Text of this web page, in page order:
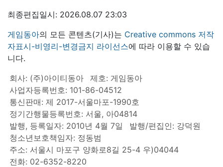
최종편집일시: 2026.08.07 23:03
게임동아의 모든 콘텐츠(기사)는 Creative commons 저작
자표시-비영리-변경금지 라이선스에 따라 이용할 수 있습
니다.
회사: (주)아이티동아
제호: 게임동아
사업자등록번호: 101-86-04512
통신판매: 제 2017-서울마포-1990호
정기간행물등록번호: 서울, 아04814
발행, 등록일자: 2010년 4월 7일
발행/편집인: 강덕원
청소년보호책임자: 정동범
주소: 서울시 마포구 양화로8길 25-4 우)04044
전화: 02-6352-8220